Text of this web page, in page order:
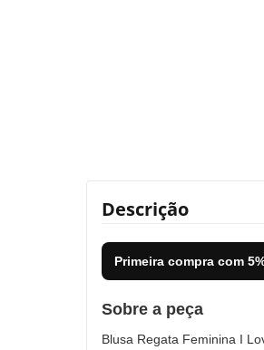
Descrição
Primeira compra com
Sobre a peça
Blusa Regata Feminina I